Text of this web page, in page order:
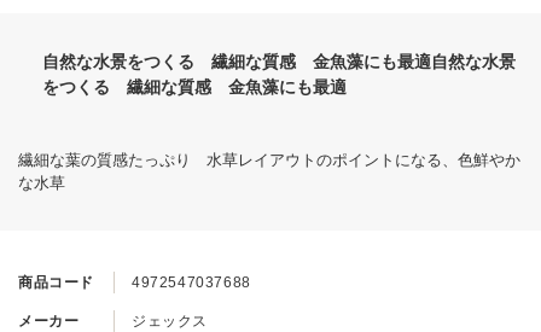
商品コード 4972547037688
メーカー ジェックス
自然な水景をつくる 繊細な質感 金魚藻にも最適自然な水景
をつくる 繊細な質感 金魚藻にも最適
繊細な葉の質感たっぷり 水草レイアウトのポイントになる、色鮮やか
な水草